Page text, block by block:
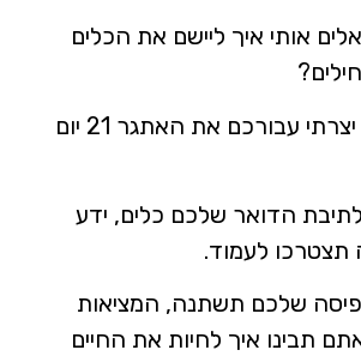
אותי איך ליישם את הכלים
בדיוק בשביל זה יצרתי עבורכם את האתגר 21 יום
הדואר שלכם כלים, ידע
תצטרכו לעמוד.
התפיסה שלכם תשתנה, המציאות
תבינו איך לחיות את החיים